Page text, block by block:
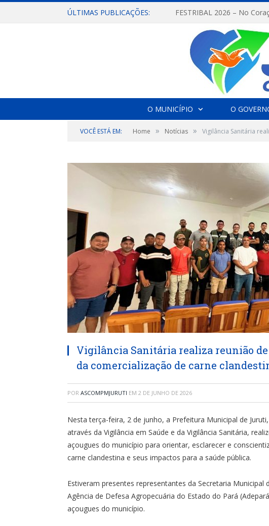
ÚLTIMAS PUBLICAÇÕES:
O MUNICÍPIO O
VOCÊ ESTÁ EM: Home » Notícias » Vigilância Sanitária
Vigilância Sanitária realiza reunião de
da comercialização de carne
POR ASCOMPMJURUTI EM 2 DE JUNHO DE 2026
Nesta terça-feira, 2 de junho, a Prefeitura Municipal de
através da Vigilância em Saúde e da Vigilância Sanitária,
açougues do município para orientar, esclarecer e
carne clandestina e seus impactos para a saúde pública.
Estiveram presentes representantes da Secretaria Municipal
Agência de Defesa Agropecuária do Estado do Pará
açougues do município.